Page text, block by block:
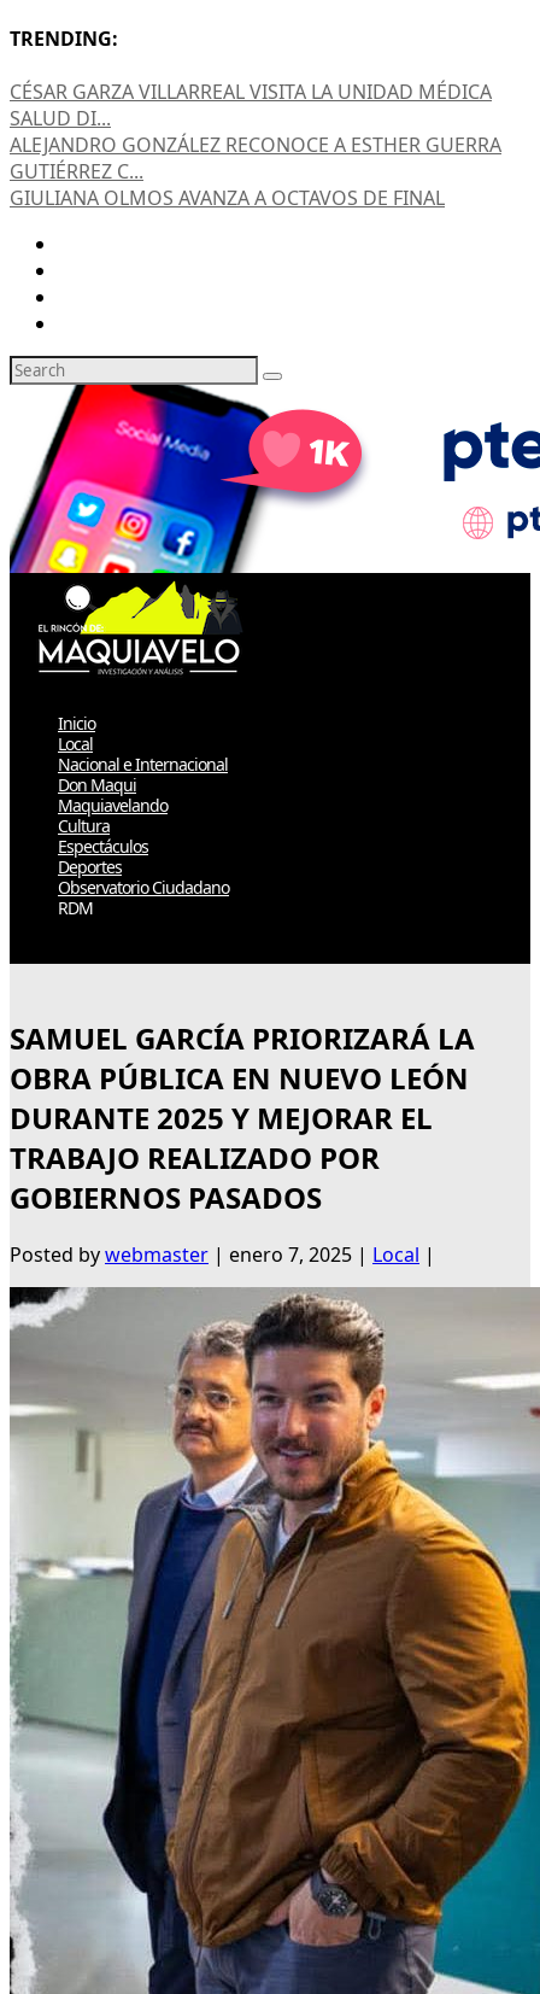
TRENDING:
CÉSAR GARZA VILLARREAL VISITA LA UNIDAD MÉDICA
SALUD DI...
ALEJANDRO GONZÁLEZ RECONOCE A ESTHER GUERRA
GUTIÉRREZ C...
GIULIANA OLMOS AVANZA A OCTAVOS DE FINAL
Inicio
Local
Nacional e Internacional
Don Maqui
Maquiavelando
Cultura
Espectáculos
Deportes
Observatorio Ciudadano
RDM
SAMUEL GARCÍA PRIORIZARÁ LA
OBRA PÚBLICA EN NUEVO LEÓN
DURANTE 2025 Y MEJORAR EL
TRABAJO REALIZADO POR
GOBIERNOS PASADOS
Posted bywebmaster | enero 7, 2025 | Local |